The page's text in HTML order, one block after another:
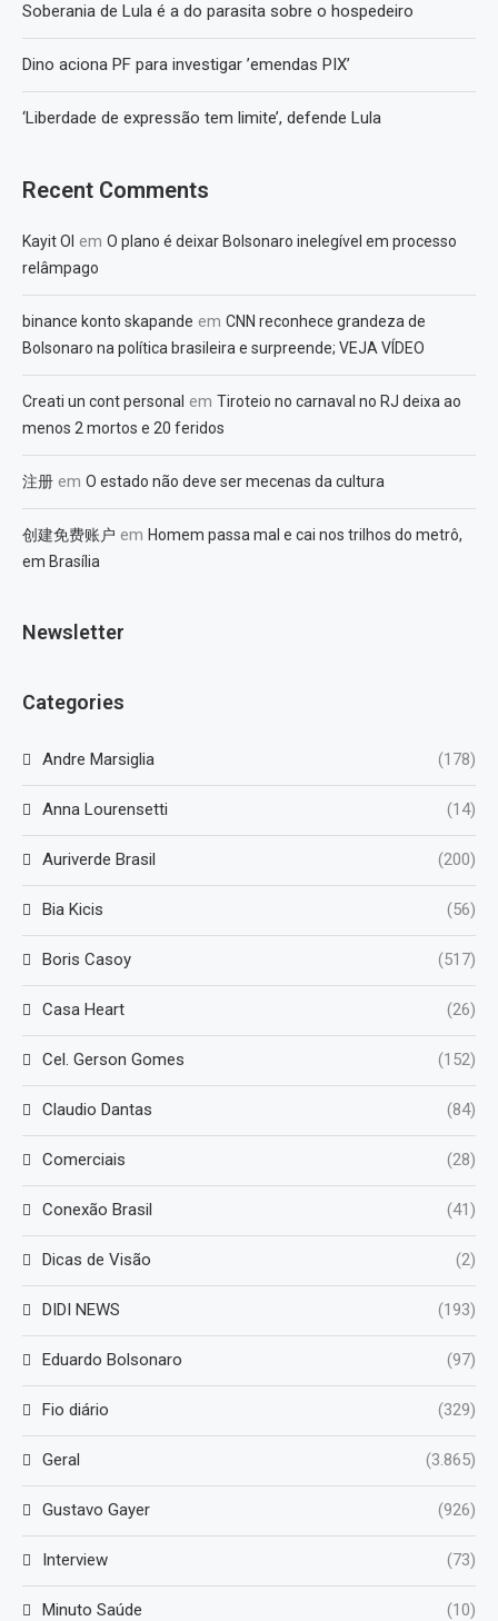
Soberania de Lula é a do parasita sobre o hospedeiro
Dino aciona PF para investigar ’emendas PIX’
‘Liberdade de expressão tem limite’, defende Lula
Recent Comments
Kayit Ol em O plano é deixar Bolsonaro inelegível em processo
relâmpago
binance konto skapande em CNN reconhece grandeza de
Bolsonaro na política brasileira e surpreende; VEJA VÍDEO
Creati un cont personal em Tiroteio no carnaval no RJ deixa ao
menos 2 mortos e 20 feridos
注册 em O estado não deve ser mecenas da cultura
创建免费账户 em Homem passa mal e cai nos trilhos do metrô,
em Brasília
Newsletter
Categories
Andre Marsiglia (178)
Anna Lourensetti (14)
Auriverde Brasil (200)
Bia Kicis (56)
Boris Casoy (517)
Casa Heart (26)
Cel. Gerson Gomes (152)
Claudio Dantas (84)
Comerciais (28)
Conexão Brasil (41)
Dicas de Visão (2)
DIDI NEWS (193)
Eduardo Bolsonaro (97)
Fio diário (329)
Geral (3.865)
Gustavo Gayer (926)
Interview (73)
Minuto Saúde (10)